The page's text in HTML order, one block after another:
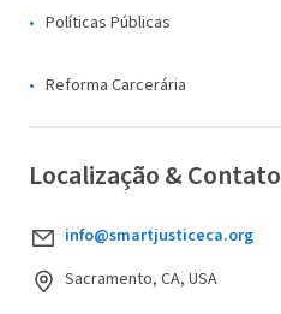
Políticas Públicas
Reforma Carcerária
Localização & Contato
info@smartjusticeca.org
Sacramento, CA, USA